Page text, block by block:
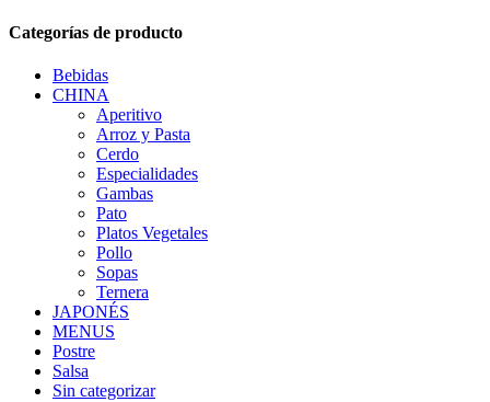
Categorías de producto
Bebidas
CHINA
Aperitivo
Arroz y Pasta
Cerdo
Especialidades
Gambas
Pato
Platos Vegetales
Pollo
Sopas
Ternera
JAPONÉS
MENUS
Postre
Salsa
Sin categorizar